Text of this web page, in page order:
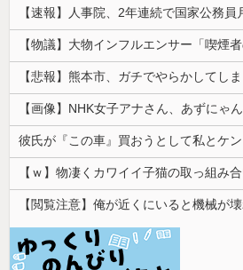
【悲報】熊本市、ガチでやらかしてし
【ｗ】物凄くカワイイ子猫の取っ組み合
【閲覧注意】俺が近くにいると機械が